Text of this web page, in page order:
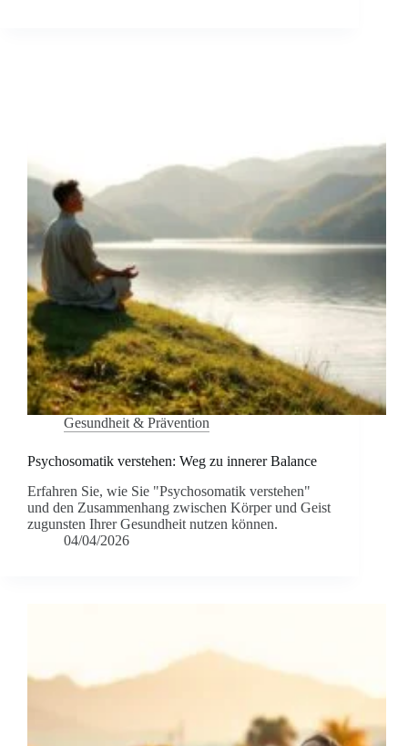
Gesundheit & Prävention
Psychosomatik verstehen: Weg zu innerer Balance
Erfahren Sie, wie Sie "Psychosomatik verstehen"
und den Zusammenhang zwischen Körper und Geist
zugunsten Ihrer Gesundheit nutzen können.
04/04/2026